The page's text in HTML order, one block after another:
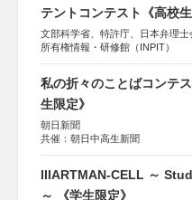
テントコンテスト《高校生
文部科学省、特許庁、日本弁理
所有権情報・研修館（INPIT）
私の折々のことばコンテ
生限定》
朝日新聞
共催：朝日中高生新聞
IIIARTMAN-CELL ～
～ 《学生限定》